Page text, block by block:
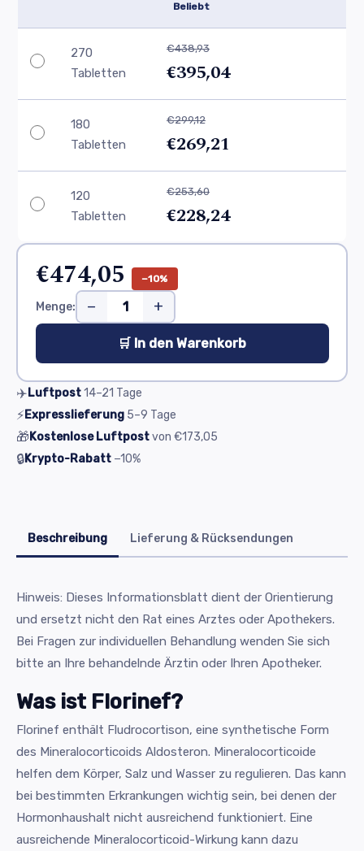
Beliebt
270
Tabletten
€438,93
€395,04
180
Tabletten
€299,12
€269,21
120
Tabletten
€253,60
€228,24
€474,05 −10%
Menge: − +
🛒 In den Warenkorb
✈️Luftpost14–21 Tage
⚡Expresslieferung 5–9 Tage
🎁Kostenlose Luftpostvon €173,05
🔒Krypto-Rabatt −10%
Beschreibung Lieferung & Rücksendungen
Hinweis: Dieses Informationsblatt dient der Orientierung
und ersetzt nicht den Rat eines Arztes oder Apothekers.
Bei Fragen zur individuellen Behandlung wenden Sie sich
bitte an Ihre behandelnde Ärztin oder Ihren Apotheker.
Was ist Florinef?
Florinef enthält Fludrocortison, eine synthetische Form
des Mineralocorticoids Aldosteron. Mineralocorticoide
helfen dem Körper, Salz und Wasser zu regulieren. Das kann
bei bestimmten Erkrankungen wichtig sein, bei denen der
Hormonhaushalt nicht ausreichend funktioniert. Eine
ausreichende Mineralocorticoid-Wirkung kann dazu